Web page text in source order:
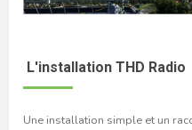
L'installation THD Radio
Une installation simple et un